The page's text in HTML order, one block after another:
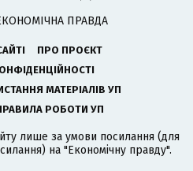
ПРАВДА
ПРО ПРОЄКТ
МАТЕРІАЛІВ УП
РОБОТИ УП
лише за умови посилання (для
на "Економічну правду".